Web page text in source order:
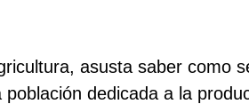
asusta saber como
dedicada a la